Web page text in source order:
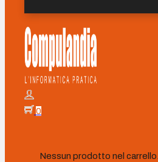
0
Nessun prodotto nel carrello.